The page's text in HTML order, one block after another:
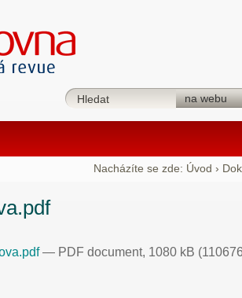
Nacházíte se zde: Úvod ›
— PDF document, 1080 kB